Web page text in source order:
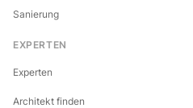
Sanierung
EXPERTEN
Experten
Architekt finden